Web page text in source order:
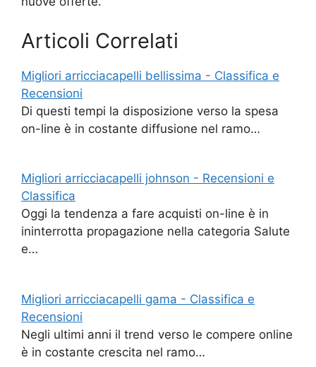
Articoli Correlati
Migliori arricciacapelli bellissima - Classifica e
Recensioni
Di questi tempi la disposizione verso la spesa
on-line è in costante diffusione nel ramo…
Migliori arricciacapelli johnson - Recensioni e
Classifica
Oggi la tendenza a fare acquisti on-line è in
ininterrotta propagazione nella categoria Salute
e…
Migliori arricciacapelli gama - Classifica e
Recensioni
Negli ultimi anni il trend verso le compere online
è in costante crescita nel ramo…